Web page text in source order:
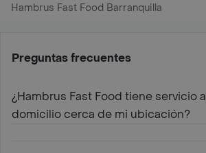
Hambrus Fast Food Barranquilla
Preguntas frecuentes
¿Hambrus Fast Food tiene servicio a
domicilio cerca de mi ubicación?